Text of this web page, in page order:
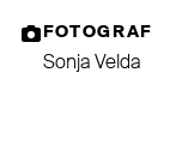
FOTOGRAF
Sonja Velda